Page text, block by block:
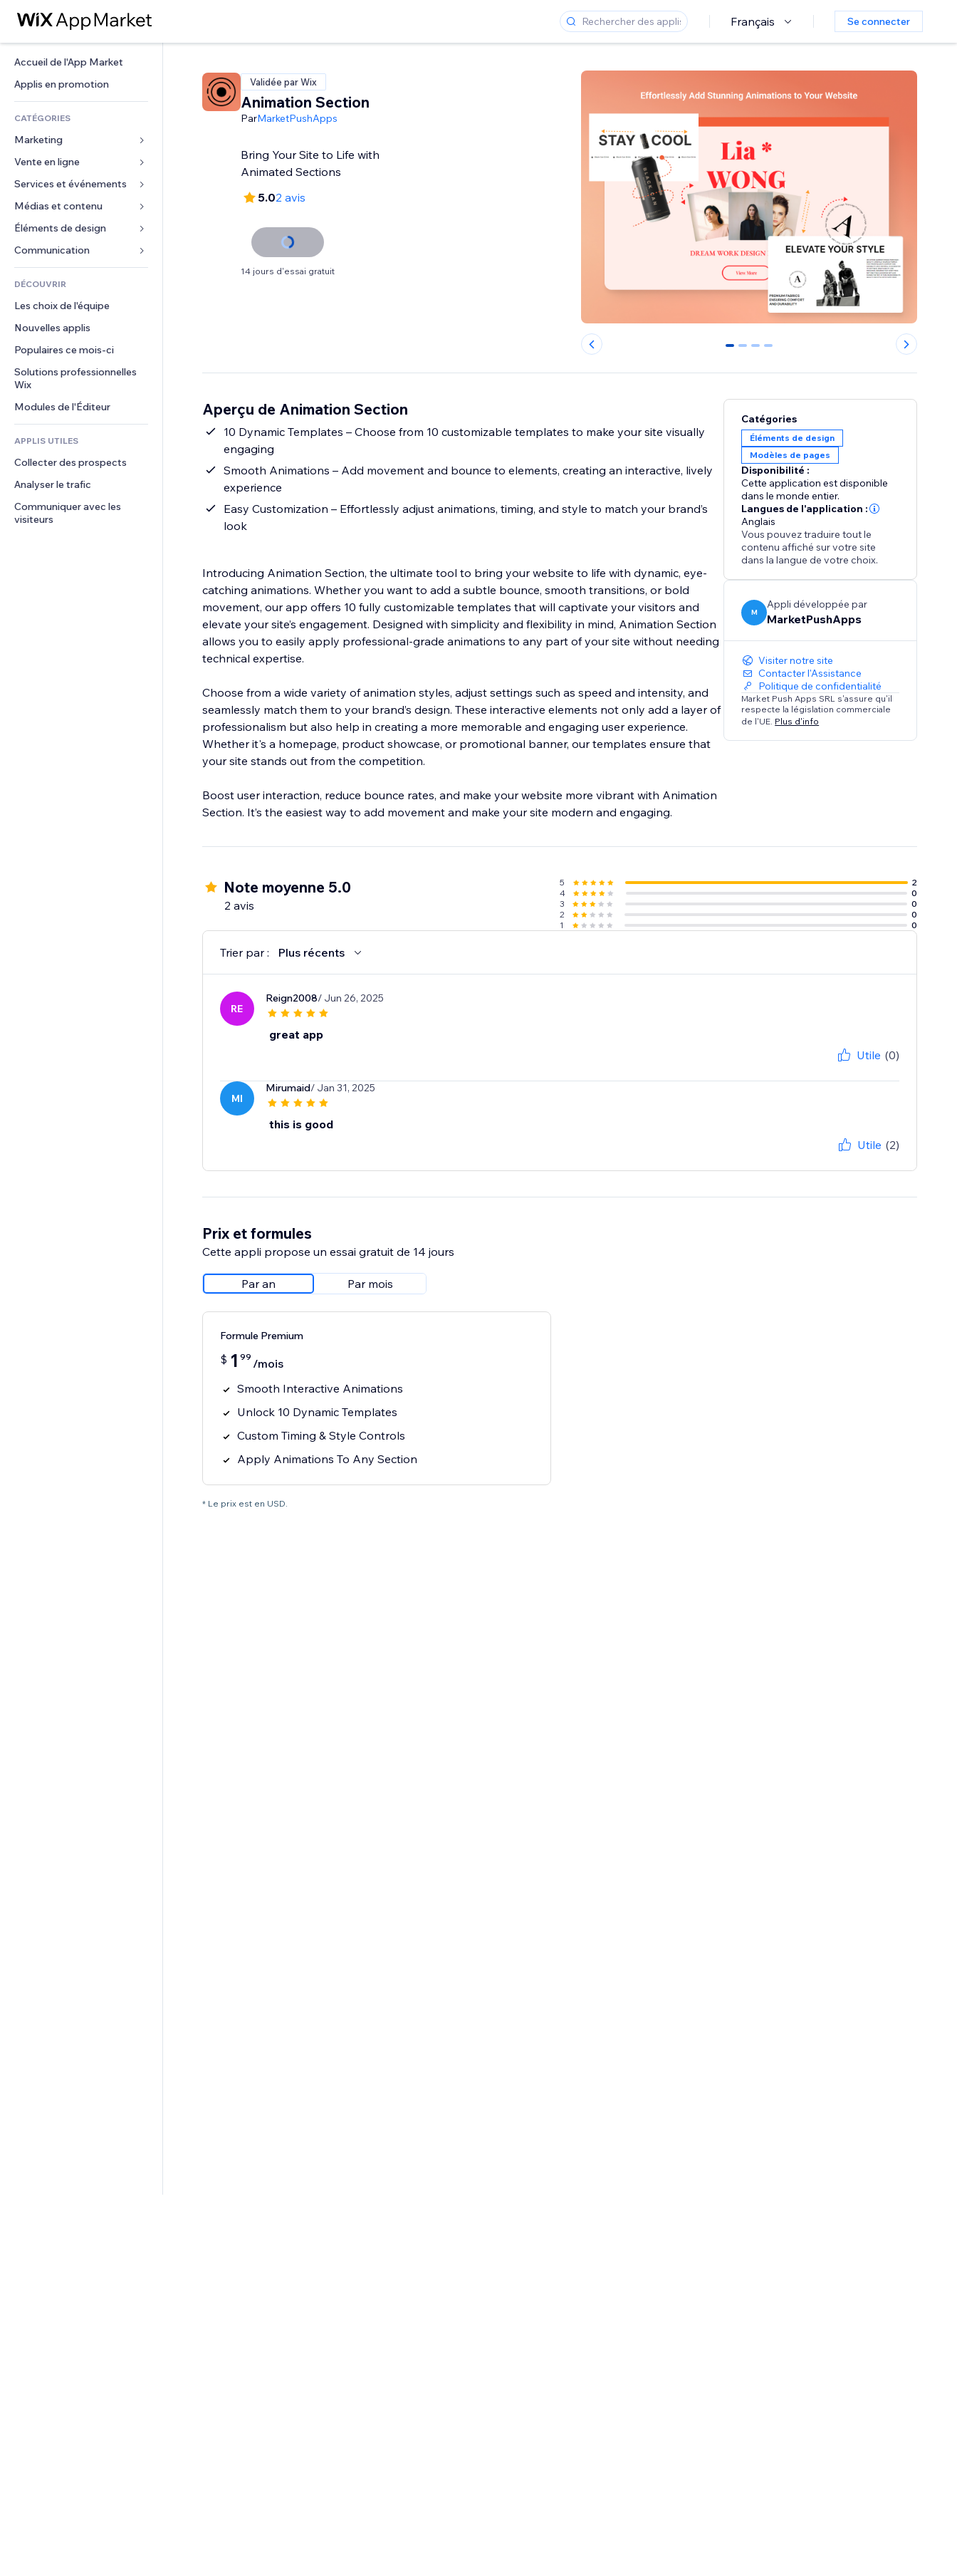
Français Se connecter
Accueil de l'App Market
Applis en promotion
CATÉGORIES
Marketing
Publicités
Mobile
Données analytiques
Réseaux sociaux
Classement de sites
E-mail
Vente en ligne
Applis pour les boutiques
Expédition et livraison
Boutons Vente
Comptabilité
Coupons et fidélisation
Solutions d'entreposage
Financement participatif
Alimentation et boissons
Services et événements
Hôtels
Événements
Restaurants
Immobilier
Réservations
Médias et contenu
Galerie
Musique
Podcasts
Photographie
Vidéo
PDF
Partage de fichiers
Actualités
Services de contenu
Effets de texte
Éléments de design
Cartes et navigation
Confidentialité
Horloge
Modèles de pages
Effets sur images
Boutons et menus
Bannières et badges
Calculateurs
Rechercher
Formulaires
Sondages
Chat
Commentaires
Téléphone
Communauté
Avis et commentaires
DÉCOUVRIR
Les choix de l'équipe
Nouvelles applis
Populaires ce mois‑ci
Solutions professionnelles
Wix
Modules de l'Éditeur
APPLIS UTILES
Collecter des prospects
Analyser le trafic
Communiquer avec les
visiteurs
Validée par Wix
Animation Section
ParMarketPushApps
Bring Your Site to Life with
Animated Sections
5.02 avis
14 jours d'essai gratuit
0 1 2 3
Aperçu de Animation Section
10 Dynamic Templates – Choose from 10 customizable templates to make your site visually
engaging
Smooth Animations – Add movement and bounce to elements, creating an interactive, lively
experience
Easy Customization – Effortlessly adjust animations, timing, and style to match your brand’s
look
Introducing Animation Section, the ultimate tool to bring your website to life with dynamic, eye-
catching animations. Whether you want to add a subtle bounce, smooth transitions, or bold
movement, our app offers 10 fully customizable templates that will captivate your visitors and
elevate your site’s engagement. Designed with simplicity and flexibility in mind, Animation Section
allows you to easily apply professional-grade animations to any part of your site without needing
technical expertise.
Choose from a wide variety of animation styles, adjust settings such as speed and intensity, and
seamlessly match them to your brand’s design. These interactive elements not only add a layer of
professionalism but also help in creating a more memorable and engaging user experience.
Whether it's a homepage, product showcase, or promotional banner, our templates ensure that
your site stands out from the competition.
Boost user interaction, reduce bounce rates, and make your website more vibrant with Animation
Section. It’s the easiest way to add movement and make your site modern and engaging.
Catégories
Éléments de design
Modèles de pages
Disponibilité :
Cette application est disponible
dans le monde entier.
Langues de l'application :
Anglais
Vous pouvez traduire tout le
contenu affiché sur votre site
dans la langue de votre choix.
M
Appli développée par
MarketPushApps
Visiter notre site
Contacter l'Assistance
Politique de confidentialité
Market Push Apps SRL s'assure qu'il
respecte la législation commerciale
de l'UE. Plus d'info
Note moyenne 5.0
2 avis
5
2
4
0
3
0
2
0
1
0
Trier par : Plus récents
RE
Reign2008/ Jun 26, 2025
great app
Utile (0)
MI
Mirumaid/ Jan 31, 2025
this is good
Utile (2)
Prix et formules
Cette appli propose un essai gratuit de 14 jours
Par an Par mois
Formule Premium
$ 1 99 /mois
Smooth Interactive Animations
Unlock 10 Dynamic Templates
Custom Timing & Style Controls
Apply Animations To Any Section
* Le prix est en USD.